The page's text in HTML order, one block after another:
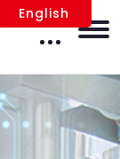
English